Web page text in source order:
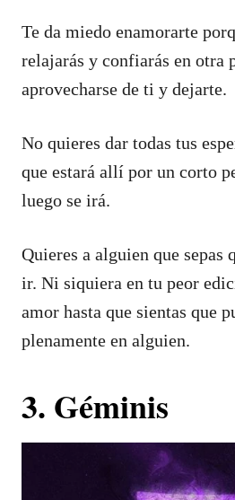
Te da miedo enamorarte
relajarás y confiarás en otra
aprovecharse de ti y dejarte.
No quieres dar todas tus
que estará allí por un corto
luego se irá.
Quieres a alguien que sepas
ir. Ni siquiera en tu peor
amor hasta que sientas que
plenamente en alguien.
3. Géminis